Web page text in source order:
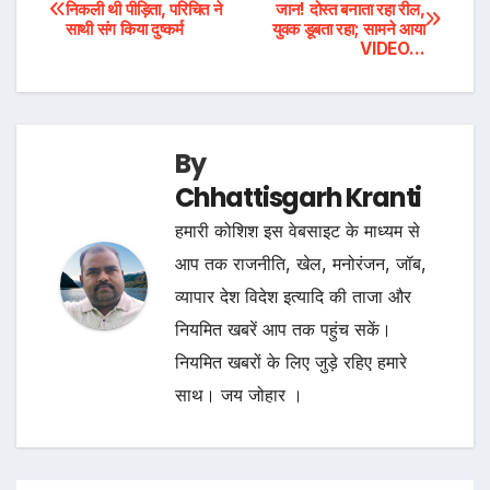
navigation
जान! दोस्त बनाता रहा रील,
युवक डूबता रहा; सामने आया
VIDEO…
निकली थी पीड़िता, परिचित ने
साथी संग किया दुष्कर्म
By
Chhattisgarh Kranti
हमारी कोशिश इस वेबसाइट के माध्यम से
आप तक राजनीति, खेल, मनोरंजन, जॉब,
व्यापार देश विदेश इत्यादि की ताजा और
नियमित खबरें आप तक पहुंच सकें।
नियमित खबरों के लिए जुड़े रहिए हमारे
साथ। जय जोहार ।